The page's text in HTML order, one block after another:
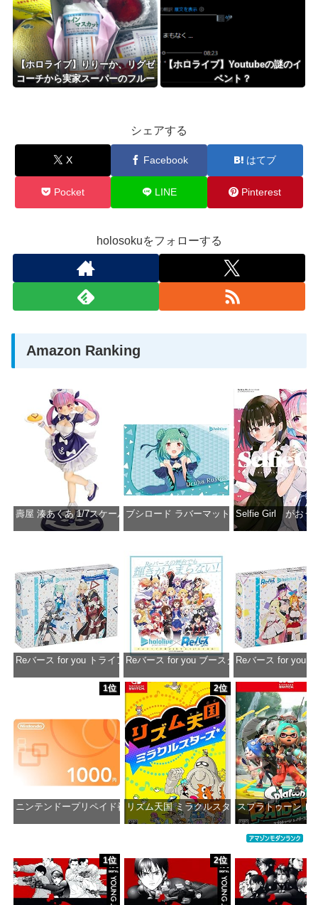
【ホロライブ】りりーか、リグゼ
コーチから実家スーパーのフルー
【ホロライブ】Youtubeの謎のイ
ベント？
シェアする
X Facebook はてブ
Pocket LINE Pinterest
holosokuをフォローする
Amazon Ranking
壽屋 湊あくあ 1/7スケール PVC製 塗装済み完成品フィギュア PP942
ブシロード ラバーマットコレクション
Selfie Girl がおう
Reバース for you トライアルデッキ ホロライブプロダクション ver.ホロ
価格：¥1,650
Reバース for you ブースターパック ホロライ
価格：¥2,980
Reバース for you
価格：
1位
ニンテンドープリペイド番号 1000円|オンラインコード版
2位
リズム天国 ミラクルスターズ -Switch
スプラトゥーン レ
1位 2位